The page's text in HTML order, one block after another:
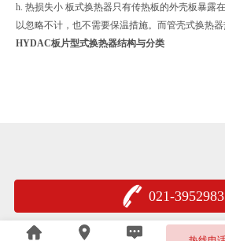
h. 热损失小 板式换热器只有传热板的外壳板暴露
以忽略不计，也不需要保温措施。而管壳式换热器
HYDAC板片型式换热器结构与分类
021-
沪公网安备 31011402005376号